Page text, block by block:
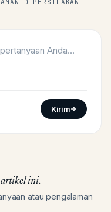
DIPERSILAKAN
Kirim
artikel ini.
atau pengalaman